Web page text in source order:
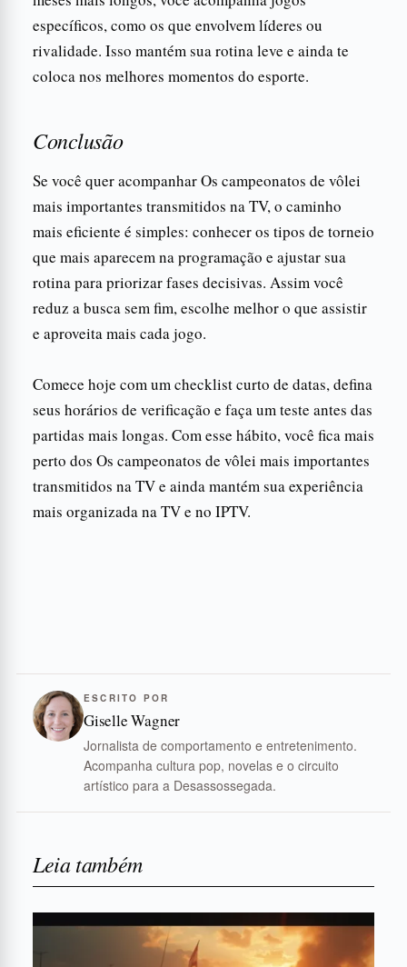
específicos, como os que envolvem líderes ou
rivalidade. Isso mantém sua rotina leve e ainda te
coloca nos melhores momentos do esporte.
Conclusão
Se você quer acompanhar Os campeonatos de vôlei
mais importantes transmitidos na TV, o caminho
mais eficiente é simples: conhecer os tipos de torneio
que mais aparecem na programação e ajustar sua
rotina para priorizar fases decisivas. Assim você
reduz a busca sem fim, escolhe melhor o que assistir
e aproveita mais cada jogo.
Comece hoje com um checklist curto de datas, defina
seus horários de verificação e faça um teste antes das
partidas mais longas. Com esse hábito, você fica mais
perto dos Os campeonatos de vôlei mais importantes
transmitidos na TV e ainda mantém sua experiência
mais organizada na TV e no IPTV.
ESCRITO POR
Giselle Wagner
Jornalista de comportamento e entretenimento.
Acompanha cultura pop, novelas e o circuito
artístico para a Desassossegada.
Leia também